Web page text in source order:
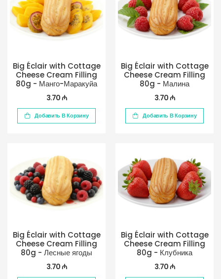
Big Éclair with Cottage
Cheese Cream Filling
80g - Манго-Маракуйа
3.70 ₼
Добавить В Корзину
Big Éclair with Cottage
Cheese Cream Filling
80g - Малина
3.70 ₼
Добавить В Корзину
Big Éclair with Cottage
Cheese Cream Filling
80g - Лесные ягоды
3.70 ₼
Big Éclair with Cottage
Cheese Cream Filling
80g - Клубника
3.70 ₼